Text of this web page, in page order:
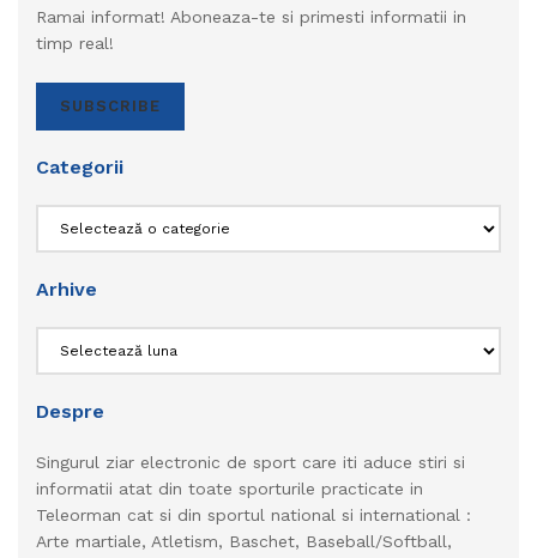
Ramai informat! Aboneaza-te si primesti informatii in
timp real!
SUBSCRIBE
Categorii
Arhive
Despre
Singurul ziar electronic de sport care iti aduce stiri si
informatii atat din toate sporturile practicate in
Teleorman cat si din sportul national si international :
Arte martiale, Atletism, Baschet, Baseball/Softball,